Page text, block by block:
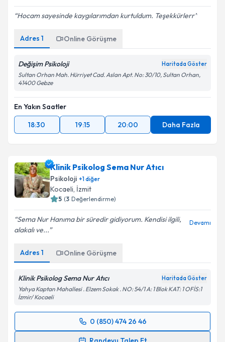
Hocam sayesinde kaygılarımdan kurtuldum. Teşekkürlerr
Adres 1 Online Görüşme
Değişim Psikoloji Haritada Göster
Sultan Orhan Mah. Hürriyet Cad. Aslan Apt. No: 30/10, Sultan Orhan,
41400 Gebze
En Yakın Saatler
18:30
19:15 20:00 Daha Fazla
Klinik Psikolog Sema Nur Atıcı
Psikoloji +1diğer
Kocaeli, İzmit
5 (3 Değerlendirme)
Sema Nur Hanıma bir süredir gidiyorum. Kendisi ilgili,
alakalı ve...
Devamı
Adres 1 Online Görüşme
Klinik Psikolog Sema Nur Atıcı Haritada Göster
Yahya Kaptan Mahallesi . Elzem Sokak . NO: 54/1 A: 1 Blok KAT: 1 OFİS:1
İzmir/ Kocaeli
0 (850) 474 26 46
Randevu Takvimi Talebi